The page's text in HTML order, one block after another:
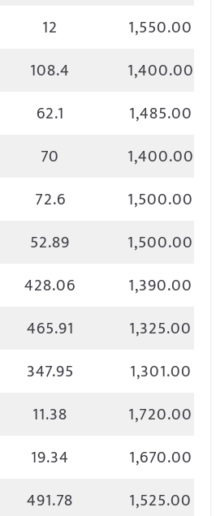
12
1,550.00
108.4
1,400.00
62.1
1,485.00
70
1,400.00
72.6
1,500.00
52.89
1,500.00
428.06
1,390.00
465.91
1,325.00
347.95
1,301.00
11.38
1,720.00
19.34
1,670.00
491.78
1,525.00